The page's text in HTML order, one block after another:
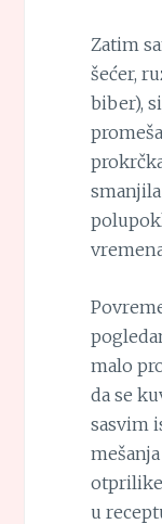
Zatim
šećer,
biber),
malo
da se
sasvim
u